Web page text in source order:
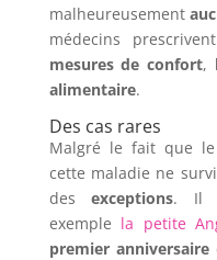
malheureusement
médecins
mesures de confort,
alimentaire.
Des cas rares
Malgré le fait que le
cette maladie ne
desexceptions. Il
exemple la petite
premier anniversaire